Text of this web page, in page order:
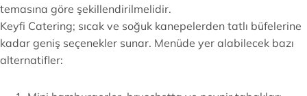
temasına göre şekillendirilmelidir.
Keyfi Catering; sıcak ve soğuk kanepelerden tatlı büfelerine
kadar geniş seçenekler sunar. Menüde yer alabilecek bazı
alternatifler: